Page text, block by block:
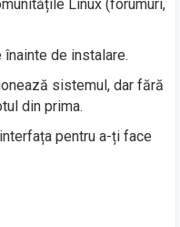
Linux (forumuri,
de instalare.
sistemul, dar fără
din prima.
pentru a-ți face